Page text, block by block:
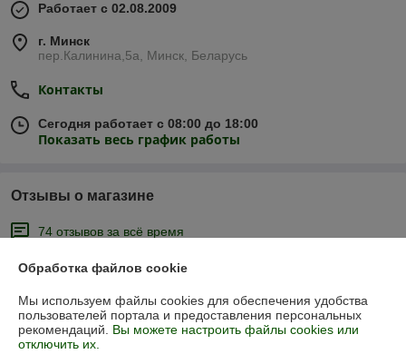
Работает с 02.08.2009
г. Минск
пер.Калинина,5а, Минск, Беларусь
Контакты
Сегодня работает с 08:00 до 18:00
Показать весь график работы
Отзывы о магазине
74 отзывов за всё время
Покупатель
Отлично
Сделка подтверждена через корзину
Обработка файлов cookie
Мы используем файлы cookies для обеспечения удобства
пользователей портала и предоставления персональных
рекомендаций. Вы можете настроить файлы cookies или
отключить их.